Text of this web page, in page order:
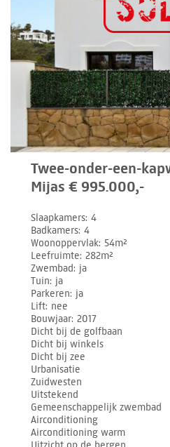
Twee-onder-een-
Mijas € 995.000,-
Slaapkamers 4
Badkamers 4
Woonoppervlak 54m²
Leefruimte 282m²
Zwembad ja
Tuin ja
Parkeren ja
Lift nee
Bouwjaar 2017
Dicht bij de golfbaan
Dicht bij winkels
Dicht bij zee
Urbanisatie
Zuidwesten
Uitstekend
Gemeenschappelijk zwembad
Airconditioning
Airconditioning warm